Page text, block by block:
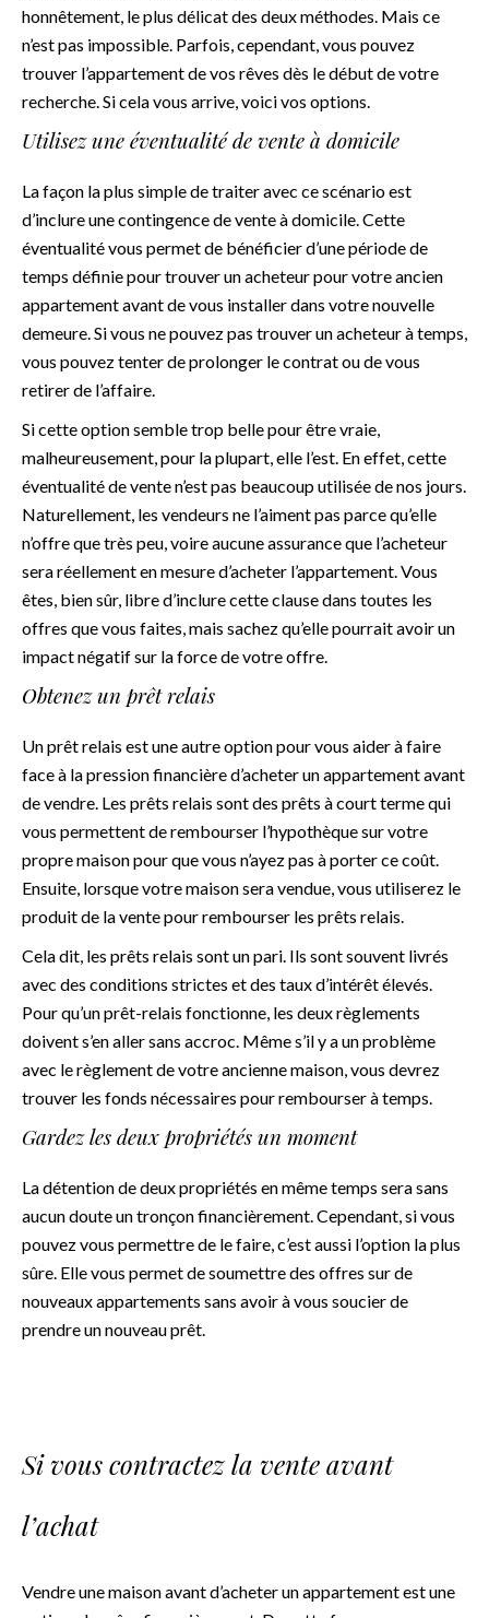
honnêtement, le plus délicat des deux méthodes. Mais ce
n’est pas impossible. Parfois, cependant, vous pouvez
trouver l’appartement de vos rêves dès le début de votre
recherche. Si cela vous arrive, voici vos options.
Utilisez une éventualité de vente à domicile
La façon la plus simple de traiter avec ce scénario est
d’inclure une contingence de vente à domicile. Cette
éventualité vous permet de bénéficier d’une période de
temps définie pour trouver un acheteur pour votre ancien
appartement avant de vous installer dans votre nouvelle
demeure. Si vous ne pouvez pas trouver un acheteur à temps,
vous pouvez tenter de prolonger le contrat ou de vous
retirer de l’affaire.
Si cette option semble trop belle pour être vraie,
malheureusement, pour la plupart, elle l’est. En effet, cette
éventualité de vente n’est pas beaucoup utilisée de nos jours.
Naturellement, les vendeurs ne l’aiment pas parce qu’elle
n’offre que très peu, voire aucune assurance que l’acheteur
sera réellement en mesure d’acheter l’appartement. Vous
êtes, bien sûr, libre d’inclure cette clause dans toutes les
offres que vous faites, mais sachez qu’elle pourrait avoir un
impact négatif sur la force de votre offre.
Obtenez un prêt relais
Un prêt relais est une autre option pour vous aider à faire
face à la pression financière d’acheter un appartement avant
de vendre. Les prêts relais sont des prêts à court terme qui
vous permettent de rembourser l’hypothèque sur votre
propre maison pour que vous n’ayez pas à porter ce coût.
Ensuite, lorsque votre maison sera vendue, vous utiliserez le
produit de la vente pour rembourser les prêts relais.
Cela dit, les prêts relais sont un pari. Ils sont souvent livrés
avec des conditions strictes et des taux d’intérêt élevés.
Pour qu’un prêt-relais fonctionne, les deux règlements
doivent s’en aller sans accroc. Même s’il y a un problème
avec le règlement de votre ancienne maison, vous devrez
trouver les fonds nécessaires pour rembourser à temps.
Gardez les deux propriétés un moment
La détention de deux propriétés en même temps sera sans
aucun doute un tronçon financièrement. Cependant, si vous
pouvez vous permettre de le faire, c’est aussi l’option la plus
sûre. Elle vous permet de soumettre des offres sur de
nouveaux appartements sans avoir à vous soucier de
prendre un nouveau prêt.
Si vous contractez la vente avant
l’achat
Vendre une maison avant d’acheter un appartement est une